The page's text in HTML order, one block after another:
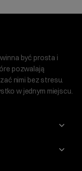
być prosta i
pozwalają
nimi bez stresu.
w jednym miejscu.